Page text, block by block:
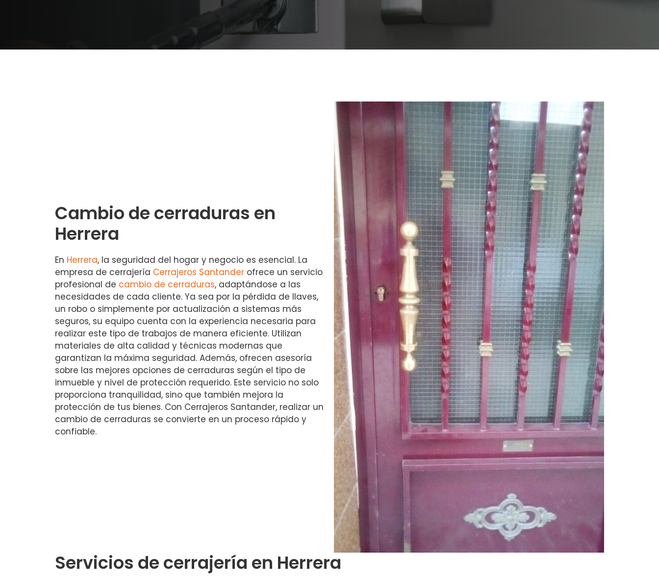
Cambio de cerraduras en
Herrera
En Herrera, la seguridad del hogar y negocio es esencial. La
empresa de cerrajería Cerrajeros Santander ofrece un servicio
profesional de cambio de cerraduras, adaptándose a las
necesidades de cada cliente. Ya sea por la pérdida de llaves,
un robo o simplemente por actualización a sistemas más
seguros, su equipo cuenta con la experiencia necesaria para
realizar este tipo de trabajos de manera eficiente. Utilizan
materiales de alta calidad y técnicas modernas que
garantizan la máxima seguridad. Además, ofrecen asesoría
sobre las mejores opciones de cerraduras según el tipo de
inmueble y nivel de protección requerido. Este servicio no solo
proporciona tranquilidad, sino que también mejora la
protección de tus bienes. Con Cerrajeros Santander, realizar un
cambio de cerraduras se convierte en un proceso rápido y
confiable.
Servicios de cerrajería en Herrera